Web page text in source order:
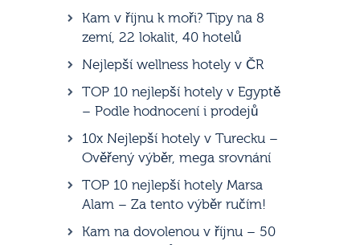
Kam v říjnu k moři? Tipy na 8
zemí, 22 lokalit, 40 hotelů
Nejlepší wellness hotely v ČR
TOP 10 nejlepší hotely v Egyptě
– Podle hodnocení i prodejů
10x Nejlepší hotely v Turecku –
Ověřený výběr, mega srovnání
TOP 10 nejlepší hotely Marsa
Alam – Za tento výběr ručím!
Kam na dovolenou v říjnu – 50